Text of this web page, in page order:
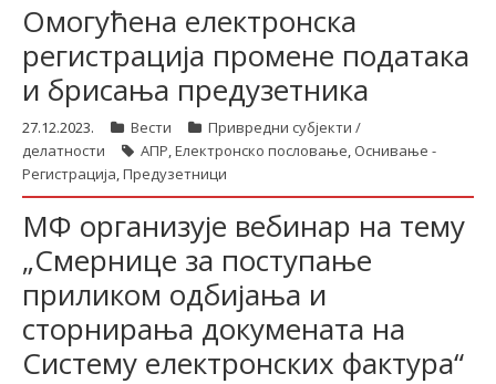
Омогућена електронска
регистрација промене података
и брисања предузетника
27.12.2023. Вести
Привредни субјекти /
делатности
АПР,Електронско пословање, Оснивање -
Регистрација,Предузетници
МФ организује вебинар на тему
„Смернице за поступање
приликом одбијања и
сторнирања докумената на
Систему електронских фактура“